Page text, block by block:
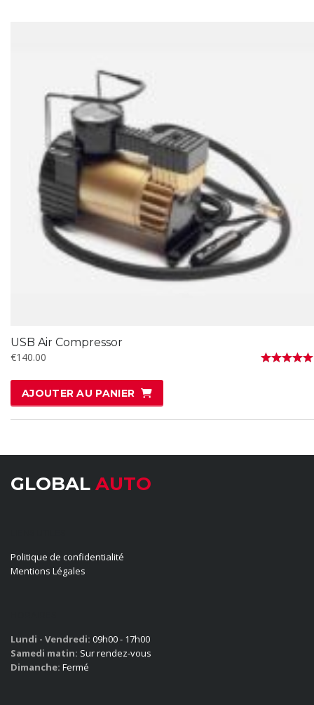
USB Air Compressor
€140.00
AJOUTER AU PANIER
GLOBAL AUTO
Politique de confidentialité
Mentions Légales
Lundi - Vendredi: 09h00 - 17h00
Samedi matin: Sur rendez-vous
Dimanche: Fermé